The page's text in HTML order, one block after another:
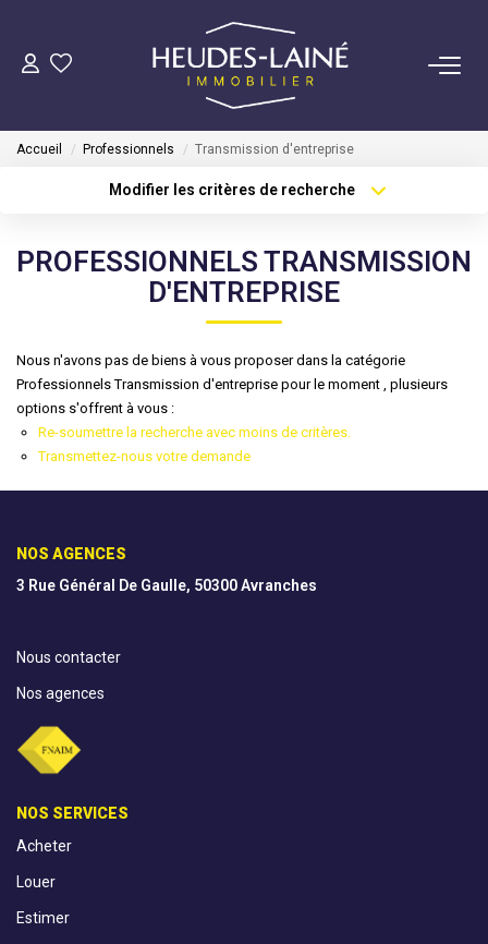
VENDRE
GÉRER
Mise En Location
Gestion Locative
Accueil Professionnels Transmission d'entreprise
Modifier les critères de recherche
Sélectionnez...
Type de bien
Surface min
Créer une alerte
PROFESSIONNELS TRANSMISSION
D'ENTREPRISE
Nous n'avons pas de biens à vous proposer dans la catégorie
Professionnels Transmission d'entreprise pour le moment , plusieurs
options s'offrent à vous :
Re-soumettre la recherche avec moins de critères.
Transmettez-nous votre demande
NOS AGENCES
3 Rue Général De Gaulle, 50300 Avranches
Nous contacter
Nos agences
NOS SERVICES
Acheter
Louer
Estimer